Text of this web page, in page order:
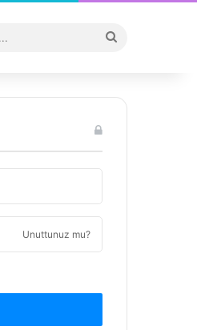
...
Unuttunuz mu?